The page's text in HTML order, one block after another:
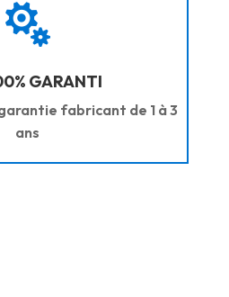

GARANTI
fabricant de 1 à 3
ans